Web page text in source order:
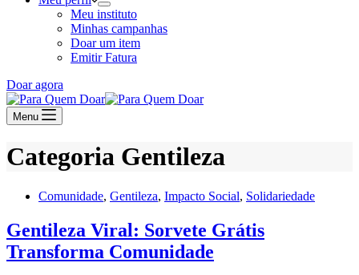
Meu instituto
Minhas campanhas
Doar um item
Emitir Fatura
Doar agora
Menu
Categoria Gentileza
Comunidade, Gentileza, Impacto Social, Solidariedade
Gentileza Viral: Sorvete Grátis
Transforma Comunidade